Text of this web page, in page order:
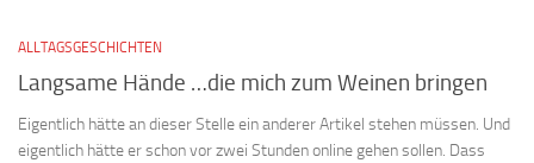
ALLTAGSGESCHICHTEN
Langsame Hände …die mich zum Weinen bringen
Eigentlich hätte an dieser Stelle ein anderer Artikel stehen müssen. Und
eigentlich hätte er schon vor zwei Stunden online gehen sollen. Dass